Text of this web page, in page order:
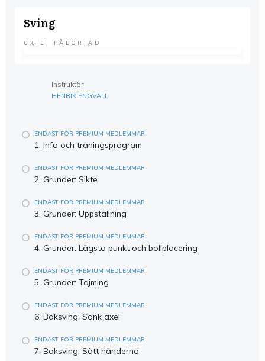
Sving
0% EJ PÅBÖRJAD
Instruktör
HENRIK ENGVALL
ENDAST FÖR PREMIUM MEDLEMMAR
1. Info och träningsprogram
ENDAST FÖR PREMIUM MEDLEMMAR
2. Grunder: Sikte
ENDAST FÖR PREMIUM MEDLEMMAR
3. Grunder: Uppställning
ENDAST FÖR PREMIUM MEDLEMMAR
4. Grunder: Lägsta punkt och bollplacering
ENDAST FÖR PREMIUM MEDLEMMAR
5. Grunder: Tajming
ENDAST FÖR PREMIUM MEDLEMMAR
6. Baksving: Sänk axel
ENDAST FÖR PREMIUM MEDLEMMAR
7. Baksving: Sätt händerna